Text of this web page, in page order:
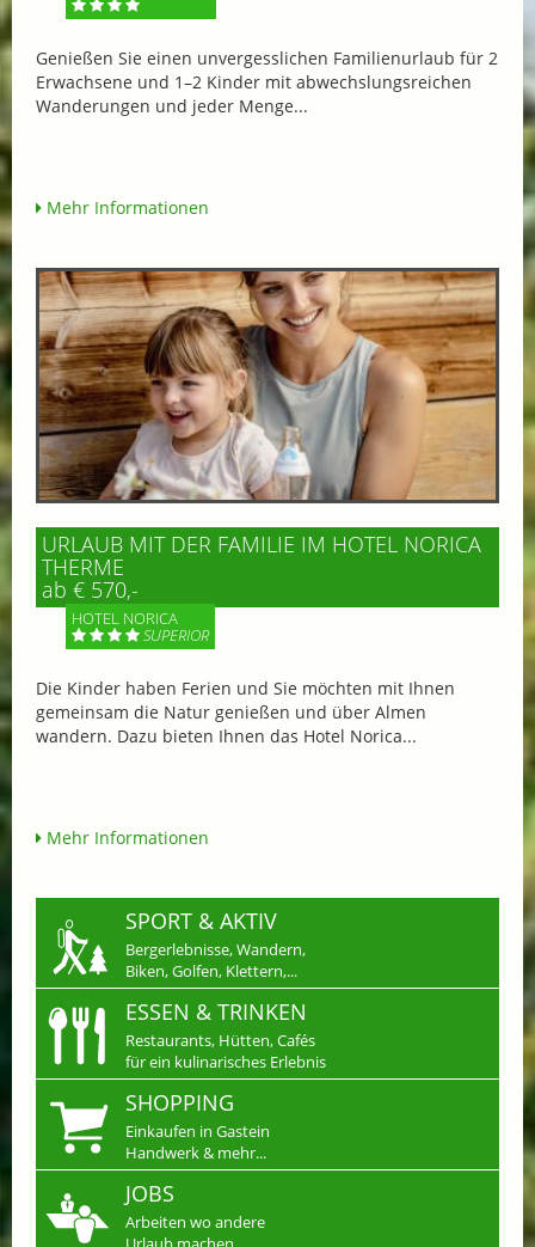
Genießen Sie einen unvergesslichen Familienurlaub für 2
Erwachsene und 1–2 Kinder mit abwechslungsreichen
Wanderungen und jeder Menge...
Mehr Informationen
URLAUB MIT DER FAMILIE IM HOTEL NORICA
THERME
ab € 570,-
HOTEL NORICA
SUPERIOR
Die Kinder haben Ferien und Sie möchten mit Ihnen
gemeinsam die Natur genießen und über Almen
wandern. Dazu bieten Ihnen das Hotel Norica...
Mehr Informationen
SPORT & AKTIV
Bergerlebnisse, Wandern,
Biken, Golfen, Klettern,...
ESSEN & TRINKEN
Restaurants, Hütten, Cafés
für ein kulinarisches Erlebnis
SHOPPING
Einkaufen in Gastein
Handwerk & mehr...
JOBS
Arbeiten wo andere